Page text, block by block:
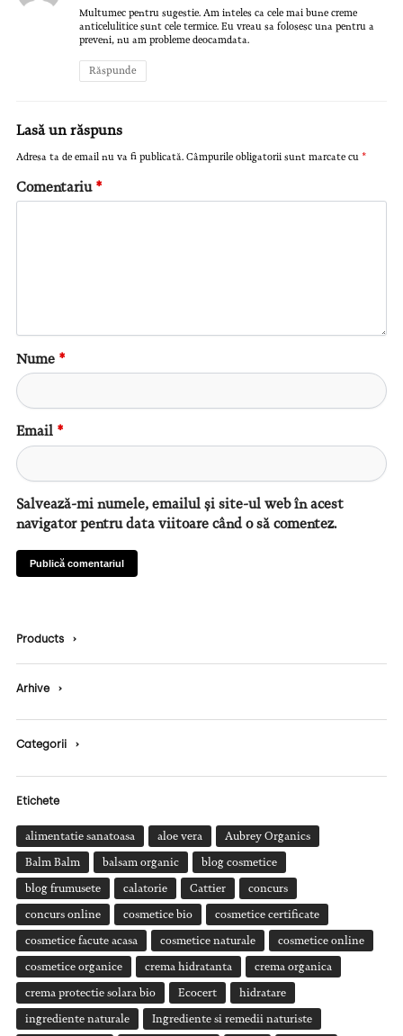
Multumec pentru sugestie. Am inteles ca cele mai bune creme
anticelulitice sunt cele termice. Eu vreau sa folosesc una pentru a
preveni, nu am probleme deocamdata.
Răspunde
Lasă un răspuns
Adresa ta de email nu va fi publicată. Câmpurile obligatorii sunt marcate cu *
Comentariu *
Nume *
Email *
Salvează-mi numele, emailul și site-ul web în acest
navigator pentru data viitoare când o să comentez.
Products ›
Arhive ›
Categorii ›
Etichete
alimentatie sanatoasa aloe vera Aubrey Organics
Balm Balm balsam organic blog cosmetice
blog frumusete calatorie Cattier concurs
concurs online cosmetice bio cosmetice certificate
cosmetice facute acasa cosmetice naturale cosmetice online
cosmetice organice crema hidratanta crema organica
crema protectie solara bio Ecocert hidratare
ingrediente naturale Ingrediente si remedii naturiste